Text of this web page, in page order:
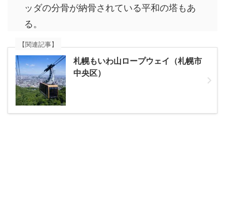
ッダの分骨が納骨されている平和の塔もあ
る。
札幌もいわ山ロープウェイ（札幌市
中央区）
【関連記事】